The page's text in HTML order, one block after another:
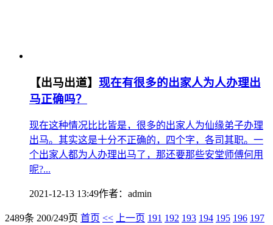
【出马出道】 现在有很多的出家人为人办理出
马正确吗？
现在这种情况比比皆是，很多的出家人为仙缘弟子办理
出马。其实这是十分不正确的，四个字，各司其职。一
个出家人都为人办理出马了，那还要那些安堂师傅何用
呢?...
2021-12-13 13:49作者： admin
2489条 200/249页 首页 << 上一页 191 192 193 194 195 196 197